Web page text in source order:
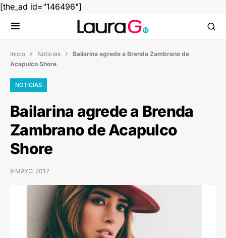
[the_ad id="146496"]
Inicio  Noticias  Bailarina agrede a Brenda Zambrano de
Acapulco Shore
NOTICIAS
Bailarina agrede a Brenda
Zambrano de Acapulco
Shore
9 MAYO, 2017